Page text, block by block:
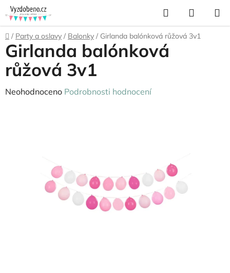
Přejít
na
obsah
Hledat
KOŠÍK
Domů
/ Party a oslavy / Balonky / Girlanda balónková růžová 3v1
Girlanda balónková
růžová 3v1
Průměrné
Neohodnoceno Podrobnosti hodnocení